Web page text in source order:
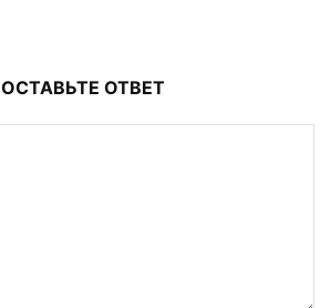
ОСТАВЬТЕ ОТВЕТ